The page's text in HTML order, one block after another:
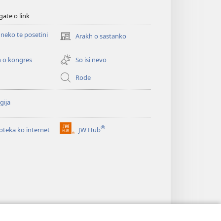
o link
neko te posetini
Arakh o sastanko
(opens
window)
o kongres
So isi nevo
Rode
ko internet JW Hub®
(opens